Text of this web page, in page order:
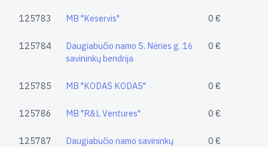
125783 MB "Keservis" 0 €
125784
Daugiabučio namo S. Nėries g. 16
savininkų bendrija
0 €
125785 MB "KODAS KODAS" 0 €
125786 MB "R&L Ventures" 0 €
125787
Daugiabučio namo savininkų
0 €